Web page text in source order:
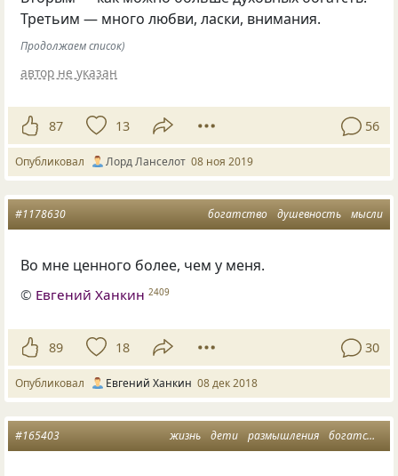
Третьим — много любви, ласки, внимания.
Продолжаем список)
автор не указан
87 13 56
Опубликовал Лорд Ланселот 08 ноя 2019
богатство душевность мысли
#1178630
Во мне ценного более, чем у меня.
© Евгений Ханкин 2409
89 18 30
Опубликовал Евгений Ханкин 08 дек 2018
жизнь дети размышления богатство
#165403